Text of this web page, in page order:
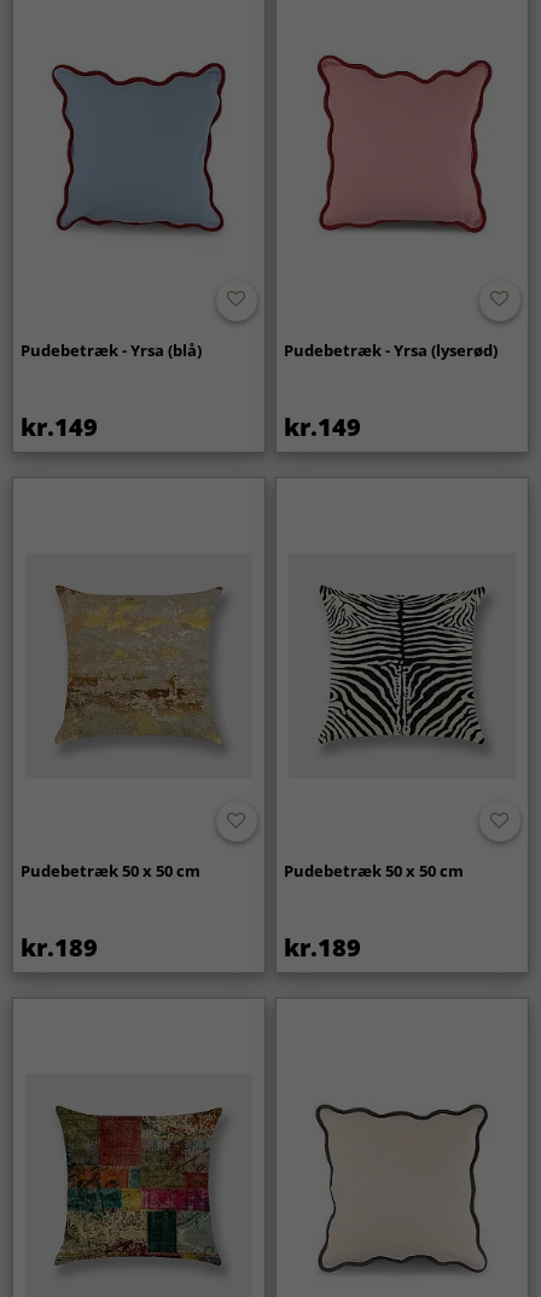
Pudebetræk - Yrsa (blå)
kr.149
Pudebetræk - Yrsa (lyserød)
kr.149
Pudebetræk 50 x 50 cm
kr.189
Pudebetræk 50 x 50 cm
kr.189